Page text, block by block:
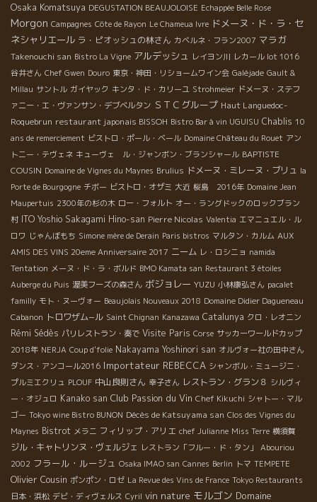
Osaka Komatsuya DEGUSTATION BEAUJOLOISE Echappée Belle Rose
Morgon Campagnes Côte de Rayon Le Chameua Ivre ドメーヌ・ド・ラ・セ
ネシャリエール ラ・ピオッシュの林さん カベルネ・フラン2007 マラガ
Takenouchi san Bistro La Vigne アルデッシュ レイヨン川 レカール lot 1016
谷井さん Chef Gwen Douro 東京・神田・リショームワイン会 Galéjade Gault &
Millau サントル ガイヤック キンタ・ド・カリーユ Strohmeier ドメーヌ・ステフ
ァニー・エ・ヴァンサン・デブベルタン ＳＴＣグループ Haut Languedoc-
Roquebrun restaurant japonais BISSOH Bistro Bar à vin UGUISU Chablis 10
ans de remerciement ビストロ・ポール・ベール Domaine Château du Rouet アン
トニー・テヴェネ キューヴェ ル・ジャンボン・ブランシャール BAPTISTE
COUSIN Domaine de Vignes du Maynes Brulius ドメーヌ・ミレーヌ・ブリュ la
Porte de Bourgogne チボー ビストロ・オザミ 大近 桜島 2016年 Domaine Jean
Maupertuis 2300年の杉の木 ロー・フォルト オー・ラングドックのロックブラン
村 ITO Yoshio Sakagami Hino-san Pierre Nicolas Valentia エマニュエル・ル
ロワ じゃんぼもち Simone mère de Derain Paris bistros マルタン・カルム AUX
AMIS DES VINS 20eme Anniversaire 2017 ニーム レ・ロシニョ namida
Tentation メーヌ・ド・ラ・ボルド BMO Kamata san Restaurant 3 étoiles
Auberge du Puis 渥美フーズの森さん ボジョレー YUZU 小林康弘さん pacalet
familly モト・ヌーヴォー Beaujolais Nouveaux 2018 Domaine Didier Dagueneau
Cabanon トロワザム−ル Saint Chignan Kanazawa Catalunya クロ・レオニン
Rémi Sédès パリレストラン・奏で Visite Paris Corse サッカーワールドカップ
2018年 NERJA Coup d'folie Nakayama Yoshinori san オルヴォー社の田中さん
ダンス・アンコール2016 Importateur REBECCA シャンボル・ミュージニ・
プルミエクリュ PLOUF 中山良則さん 幸子さん レストラン・グラン８ シルヴィ
ー・オジュロ Kanako san Club Passion du Vin Chef Kikuchi シャトー・マル
ゴー Tokyo wine Bistro BUNON Décès de Katsuyama san Clos des Vignes du
Maynes Bistrot メラニ フィリップ・アリエ chef Julianne Miss Terre 横須賀
ジル・キャトリンヌ・ヴェルジェ レストラン「フルー・ド・タン」
Abouriou
2002 フラール・ルージュ Osaka IMAO san Cannes Berlin トマ TEMPETE
Olivier Cousin ポンポン・ロゼ La Revue des Vins de France Tokyo Restaurants
日本・浜松 デビ・ディヴェルス Cyril vin nature モルゴン Domaine